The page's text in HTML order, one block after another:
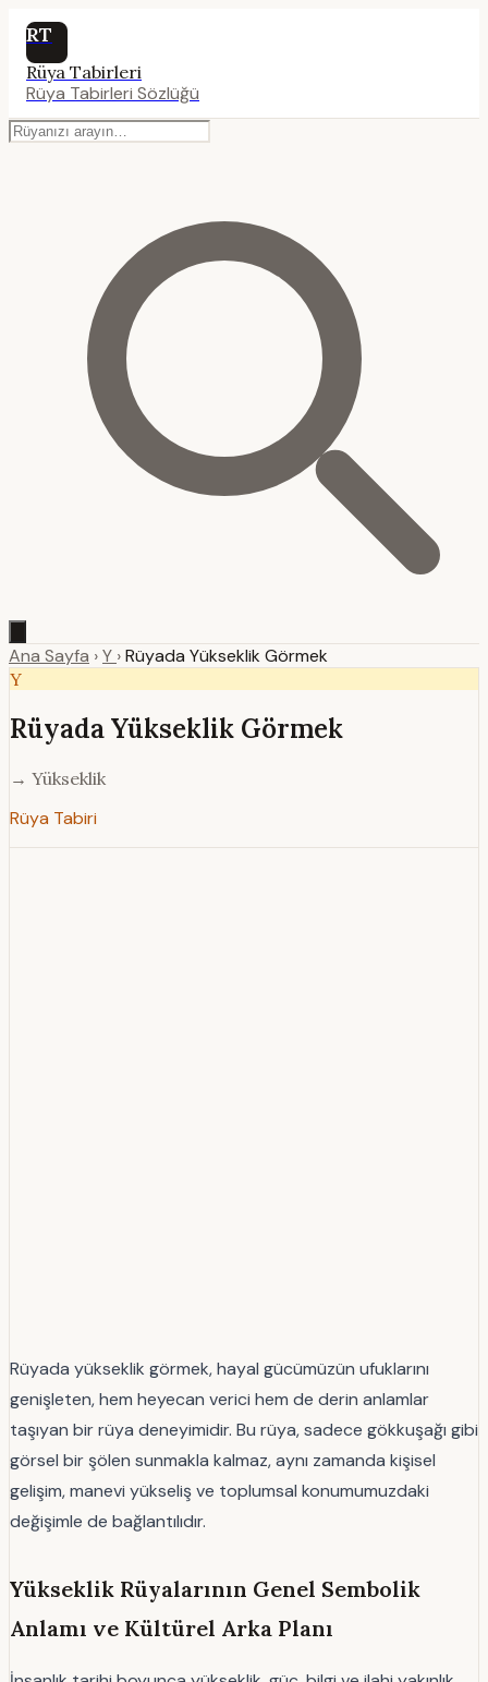
RT
Rüya Tabirleri
Rüya Tabirleri Sözlüğü
Ana Sayfa ›Y ›Rüyada Yükseklik Görmek
Y
Rüyada Yükseklik Görmek
→ Yükseklik
Rüya Tabiri
Rüyada yükseklik görmek, hayal gücümüzün ufuklarını
genişleten, hem heyecan verici hem de derin anlamlar
taşıyan bir rüya deneyimidir. Bu rüya, sadece gökkuşağı gibi
görsel bir şölen sunmakla kalmaz, aynı zamanda kişisel
gelişim, manevi yükseliş ve toplumsal konumumuzdaki
değişimle de bağlantılıdır.
Yükseklik Rüyalarının Genel Sembolik
Anlamı ve Kültürel Arka Planı